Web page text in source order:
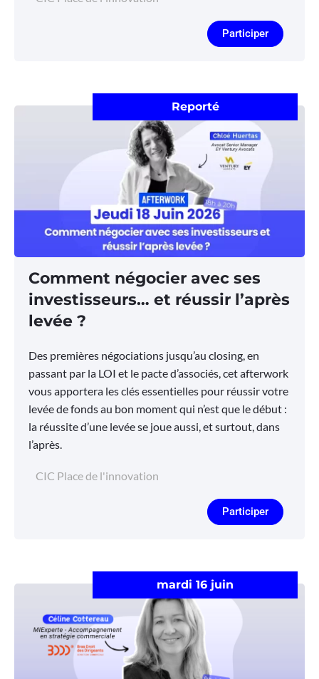
Participer
Reporté
Comment négocier avec ses
investisseurs… et réussir l’après
levée ?
Des premières négociations jusqu’au closing, en
passant par la LOI et le pacte d’associés, cet afterwork
vous apportera les clés essentielles pour réussir votre
levée de fonds au bon moment qui n’est que le début :
la réussite d’une levée se joue aussi, et surtout, dans
l’après.
CIC Place de l'innovation
Participer
mardi 16 juin